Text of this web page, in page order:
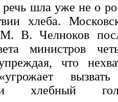
речь шла уже не о
хлеба.
М. В. Челноков
министров
что
хлебный